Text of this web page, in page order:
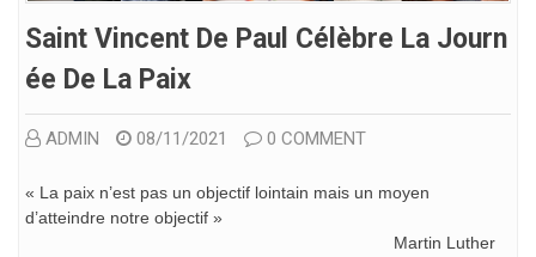
Saint Vincent De Paul Célèbre La Journ
Ée De La Paix
ADMIN 08/11/2021 0 COMMENT
« La paix n’est pas un objectif lointain mais un moyen
d’atteindre notre objectif »
Martin Luther